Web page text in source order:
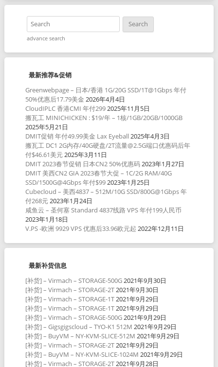
advance search
最新推荐&促销
Greenwebpage – 日本/香港 1G/20G SSD/1T@1Gbps 年付
50%优惠后17.79美金 2026年4月4日
CloudIPLC 香港CMI 年付2992025年11月5日
搬瓦工 MINICHICKEN : $19/年 – 1核/1GB/20GB/1000GB
2025年5月21日
DMIT促销 年付49.99美金 Lax Eyeball 2025年4月3日
搬瓦工 DC1 2G内存/40G硬盘/2T流量@2.5G端口优惠码后年
付$46.61美元2025年3月11日
DMIT 2023春节促销 日本CN2 50%优惠码2023年1月27日
DMIT 美西CN2 GIA 2023春节大促 – 1C/2G RAM/40G
SSD/1500G@4Gbps 年付$992023年1月25日
Cubecloud – 美西4837 – 512M/10G SSD/800G@1Gbps 年
付268元2023年1月24日
咸鱼云 – 圣何塞 Standard 4837线路 VPS 年付199人民币
2023年1月18日
V.PS -欧洲 9929 VPS 优惠后33.96欧元起 2022年12月11日
最新补货信息
[补货] – Virmach – STORAGE-500G2021年9月30日
[补货] – Virmach – STORAGE-2T2021年9月30日
[补货] – Virmach – STORAGE-1T2021年9月29日
[补货] – Virmach – STORAGE-1T2021年9月29日
[补货] – Virmach – STORAGE-500G2021年9月29日
[补货] – Gigsgigscloud – TYO-K1 512M 2021年9月29日
[补货] – BuyVM – NY-KVM-SLICE-512M 2021年9月29日
[补货] – Virmach – STORAGE-2T2021年9月29日
[补货] – BuyVM – NY-KVM-SLICE-1024M 2021年9月29日
[补货] – Virmach – STORAGE-2T2021年9月28日